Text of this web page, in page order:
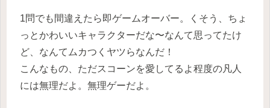
1問でも間違えたら即ゲームオーバー。くそう、ちょ
っとかわいいキャラクターだな〜なんて思ってたけ
ど、なんてムカつくヤツらなんだ！
こんなもの、ただスコーンを愛してるよ程度の凡人
には無理だよ。無理ゲーだよ。